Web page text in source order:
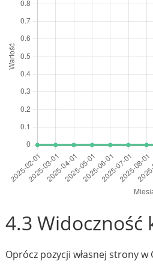
4.3 Widoczność
Oprócz pozycji własnej strony